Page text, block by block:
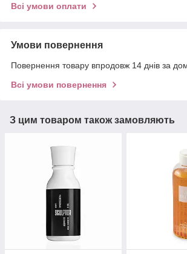
Всі умови оплати
Умови повернення
Повернення товару впродовж 14 днів за
Всі умови повернення
З цим товаром також замовляють